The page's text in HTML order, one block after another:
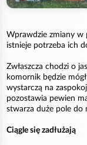
Wprawdzie zmiany w
istnieje potrzeba ich
Zwłaszcza chodzi o
komornik będzie
wystarczą na
pozostawia pewien
stwarza duże pole do
Ciągle się zadłużają